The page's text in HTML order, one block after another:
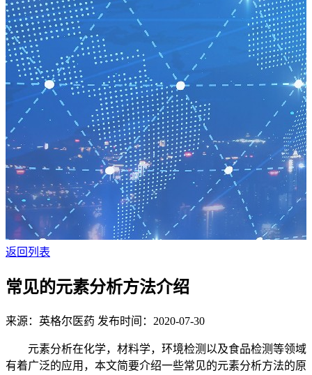
返回列表
常见的元素分析方法介绍
来源：英格尔医药 发布时间：2020-07-30
元素分析在化学，材料学，环境检测以及食品检测等领域
有着广泛的应用，本文简要介绍一些常见的元素分析方法的原